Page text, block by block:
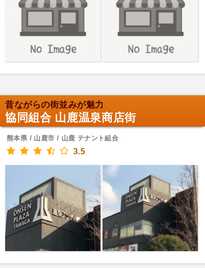
昔ながらの街並みが魅力
協同組合 山鹿温泉商店街
熊本県 / 山鹿市 / 山鹿 テナント組合
3.5